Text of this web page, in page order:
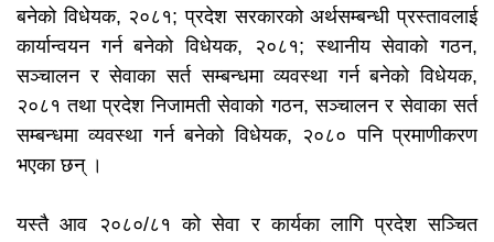
बनेको विधेयक, २०८१; प्रदेश सरकारको अर्थसम्बन्धी प्रस्तावलाई
कार्यान्वयन गर्न बनेको विधेयक, २०८१; स्थानीय सेवाको गठन,
सञ्चालन र सेवाका सर्त सम्बन्धमा व्यवस्था गर्न बनेको विधेयक,
२०८१ तथा प्रदेश निजामती सेवाको गठन, सञ्चालन र सेवाका सर्त
सम्बन्धमा व्यवस्था गर्न बनेको विधेयक, २०८० पनि प्रमाणीकरण
भएका छन् ।
यस्तै आव २०८०/८१ को सेवा र कार्यका लागि प्रदेश सञ्चित